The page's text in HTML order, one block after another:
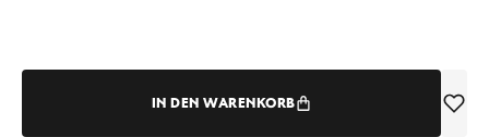
IN DEN WARENKORB